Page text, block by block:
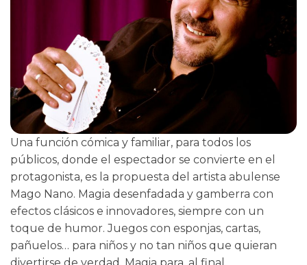
Una función cómica y familiar, para todos los
públicos, donde el espectador se convierte en el
protagonista, es la propuesta del artista abulense
Mago Nano. Magia desenfadada y gamberra con
efectos clásicos e innovadores, siempre con un
toque de humor. Juegos con esponjas, cartas,
pañuelos… para niños y no tan niños que quieran
divertirse de verdad. Magia para, al final,